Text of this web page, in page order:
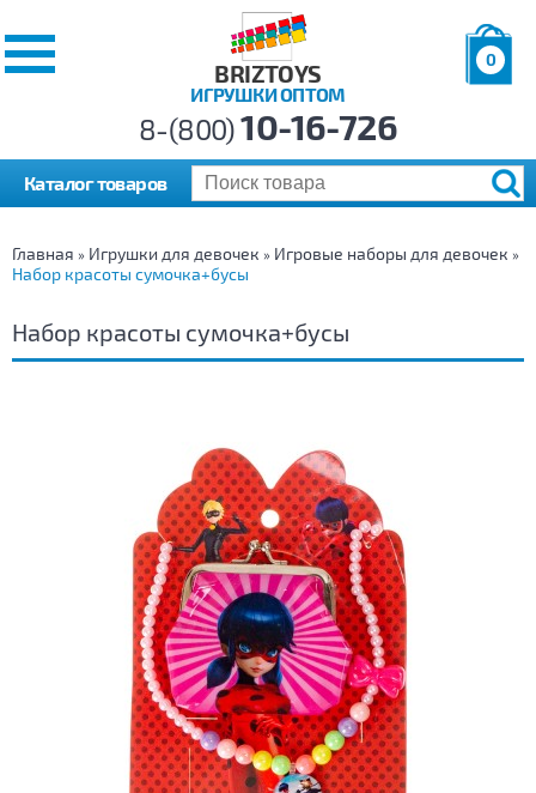
BRIZTOYS
ИГРУШКИ ОПТОМ
0
р.
8-(800)10-16-726
Каталог товаров
Главная » Игрушки для девочек » Игровые наборы для девочек »
Набор красоты сумочка+бусы
Набор красоты сумочка+бусы